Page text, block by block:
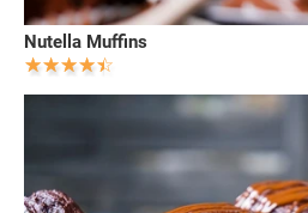
Nutella Muffins